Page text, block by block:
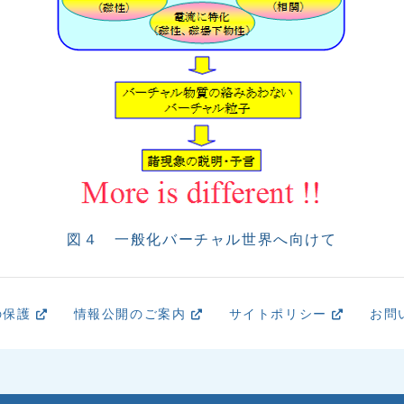
図４ 一般化バーチャル世界へ向けて
護 情報公開のご案内 サイトポリシー お問